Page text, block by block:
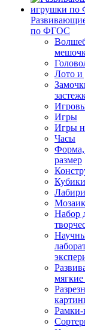
по ФГОС
Лото и
Игры
Игры
Часы
Форма,
размер
Кубики
Набор